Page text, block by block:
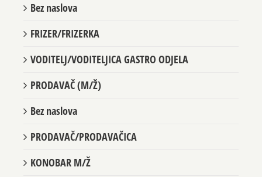
Bez naslova
FRIZER/FRIZERKA
VODITELJ/VODITELJICA GASTRO ODJELA
PRODAVAČ (M/Ž)
Bez naslova
PRODAVAČ/PRODAVAČICA
KONOBAR M/Ž